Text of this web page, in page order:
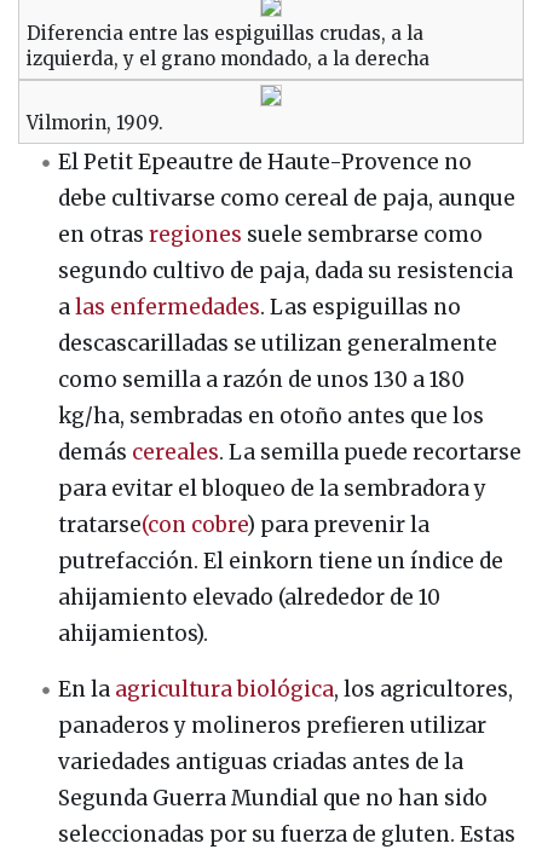
Diferencia entre las espiguillas crudas, a la
izquierda, y el grano mondado, a la derecha
Vilmorin, 1909.
El Petit Epeautre de Haute-Provence no
debe cultivarse como cereal de paja, aunque
en otrasregiones suele sembrarse como
segundo cultivo de paja, dada su resistencia
alas enfermedades. Las espiguillas no
descascarilladas se utilizan generalmente
como semilla a razón de unos 130 a 180
kg/ha, sembradas en otoño antes que los
demás cereales. La semilla puede recortarse
para evitar el bloqueo de la sembradora y
tratarse(con cobre) para prevenir la
putrefacción. El einkorn tiene un índice de
ahijamiento elevado (alrededor de 10
ahijamientos).
En la agricultura biológica, los agricultores,
panaderos y molineros prefieren utilizar
variedades antiguas criadas antes de la
Segunda Guerra Mundial que no han sido
seleccionadas por su fuerza de gluten. Estas